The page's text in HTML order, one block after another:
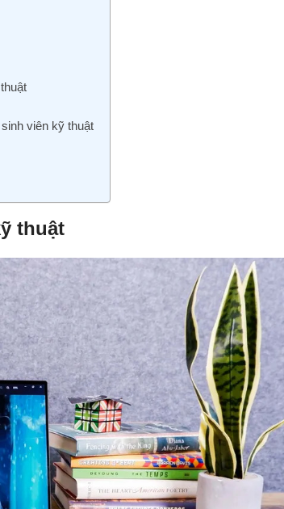
viên kỹ thuật
thuật